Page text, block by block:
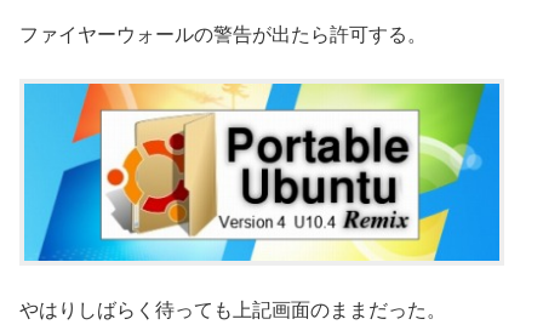
ファイヤーウォールの警告が出たら許可する。
やはりしばらく待っても上記画面のままだった。